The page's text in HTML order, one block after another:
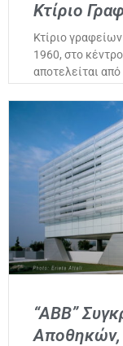
Κτίριο
Κτίριο
1960, στο
αποτελείται
“ABB”
Αποθηκών,